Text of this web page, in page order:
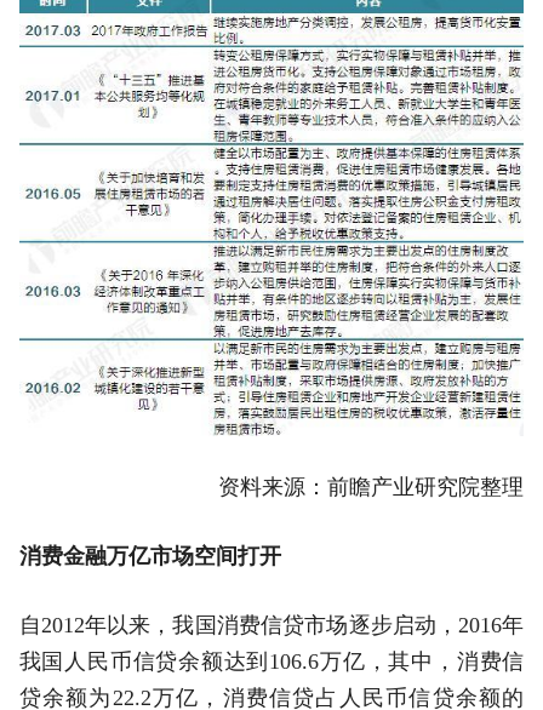
资料来源：前瞻产业研究院整理
消费金融万亿市场空间打开
自2012年以来，我国消费信贷市场逐步启动，2016年
我国人民币信贷余额达到106.6万亿，其中，消费信
贷余额为22.2万亿，消费信贷占人民币信贷余额的